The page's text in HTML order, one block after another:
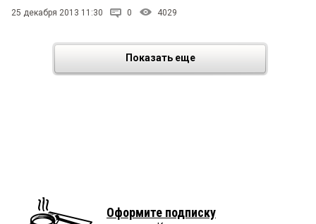
25 декабря 2013 11:30 0 4029
Показать еще
Оформите подписку